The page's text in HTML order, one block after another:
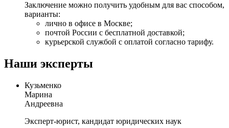
Заключение можно получить удобным для вас способом,
варианты:
лично в офисе в Москве;
почтой России с бесплатной доставкой;
курьерской службой с оплатой согласно тарифу.
Наши эксперты
Кузьменко
Марина
Андреевна
Эксперт-юрист, кандидат юридических наук